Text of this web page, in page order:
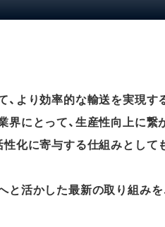
より効率的な輸送を実現す
界にとって、生産性向上に
化に寄与する仕組みとして
活かした最新の取り組みを